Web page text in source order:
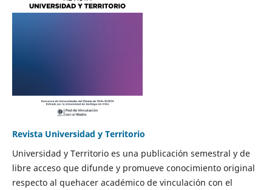
Revista Universidad y Territorio
Universidad y Territorio es una publicación semestral y de
libre acceso que difunde y promueve conocimiento original
respecto al quehacer académico de vinculación con el